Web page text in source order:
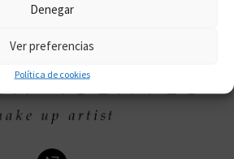
Denegar
Ver preferencias
Política de cookies